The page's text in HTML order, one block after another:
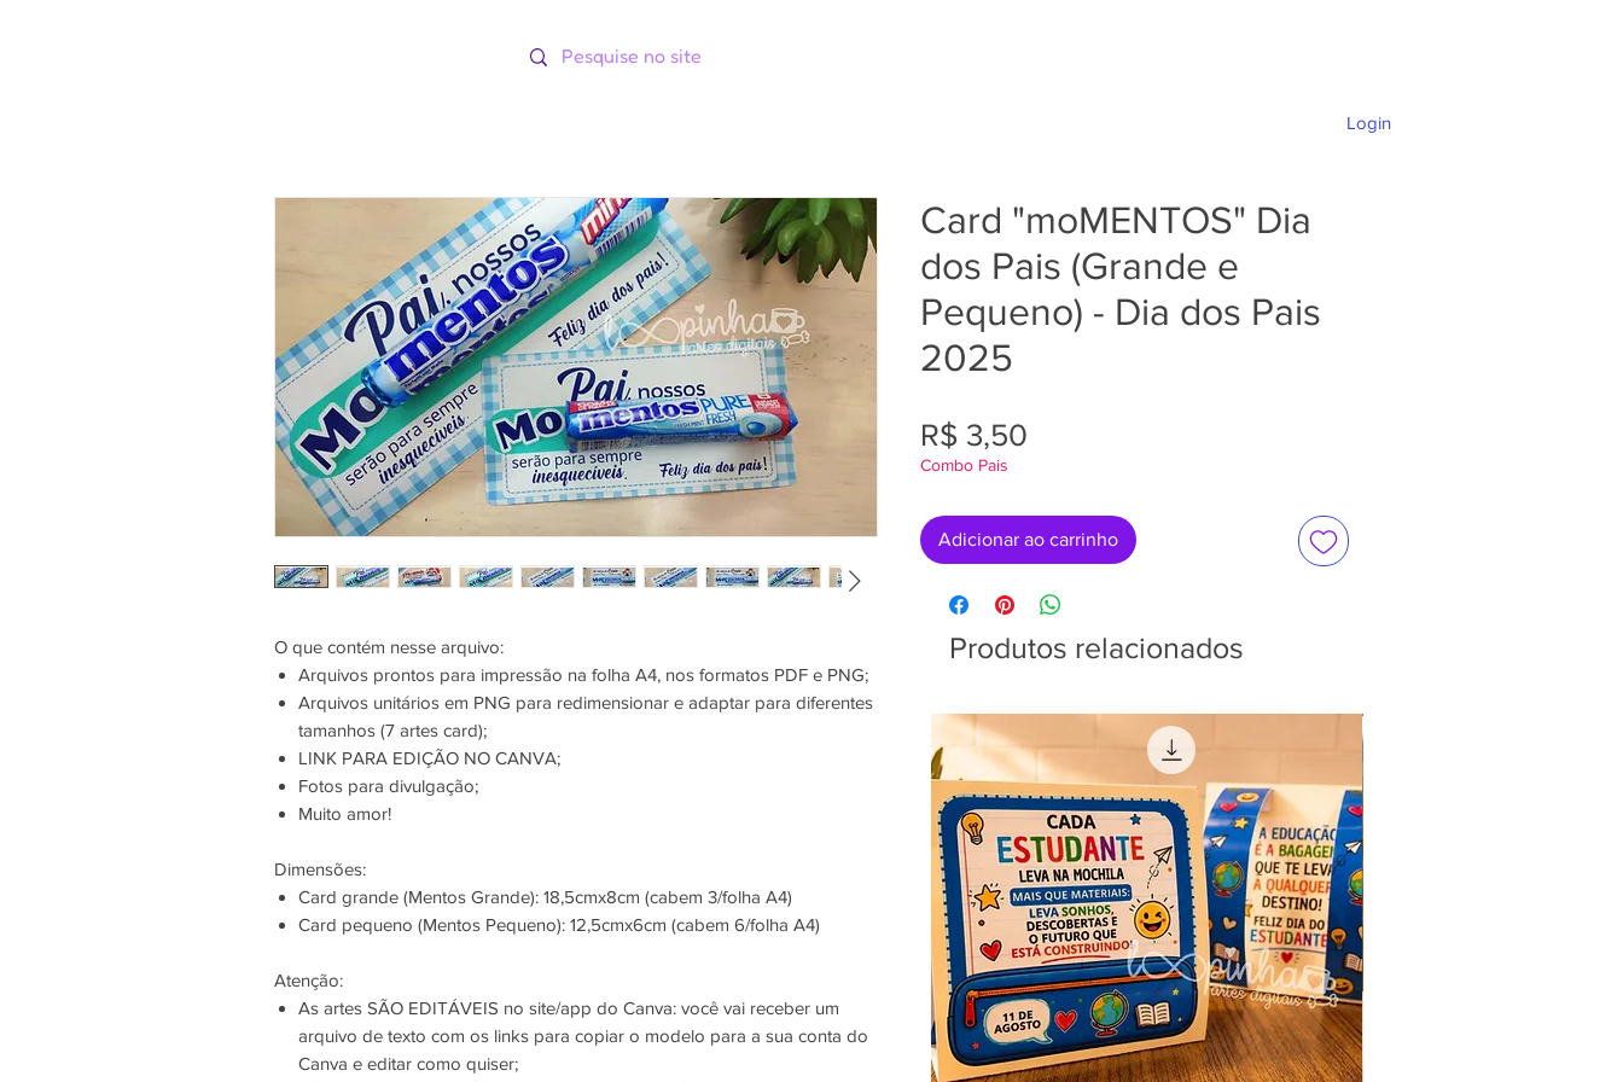
Login
O que contém nesse arquivo:
Arquivos prontos para impressão na folha A4, nos formatos PDF e PNG;
Arquivos unitários em PNG para redimensionar e adaptar para diferentes
tamanhos (7 artes card);
LINK PARA EDIÇÃO NO CANVA;
Fotos para divulgação;
Muito amor!
Dimensões:
Card grande (Mentos Grande): 18,5cmx8cm (cabem 3/folha A4)
Card pequeno (Mentos Pequeno): 12,5cmx6cm (cabem 6/folha A4)
Atenção:
As artes SÃO EDITÁVEIS no site/app do Canva: você vai receber um
arquivo de texto com os links para copiar o modelo para a sua conta do
Canva e editar como quiser;
Card "moMENTOS" Dia
dos Pais (Grande e
Pequeno) - Dia dos Pais
2025
R$ 3,50
Combo Pais
Adicionar ao carrinho
Produtos relacionados